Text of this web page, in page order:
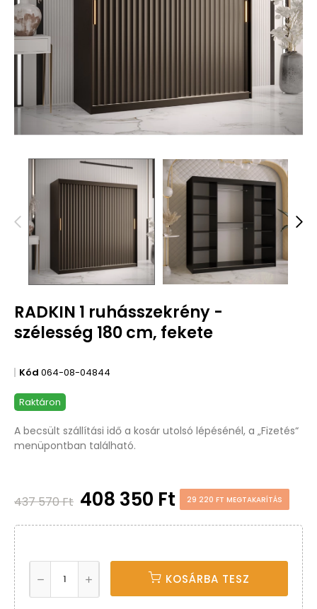
RADKIN 1 ruhásszekrény -
szélesség 180 cm, fekete
Kód 064-08-04844
Raktáron
A becsült szállítási idő a kosár utolsó lépésénél, a „Fizetés“
menüpontban található.
437 570 Ft 408 350 Ft 29 220 FT MEGTAKARÍTÁS
KOSÁRBA TESZ